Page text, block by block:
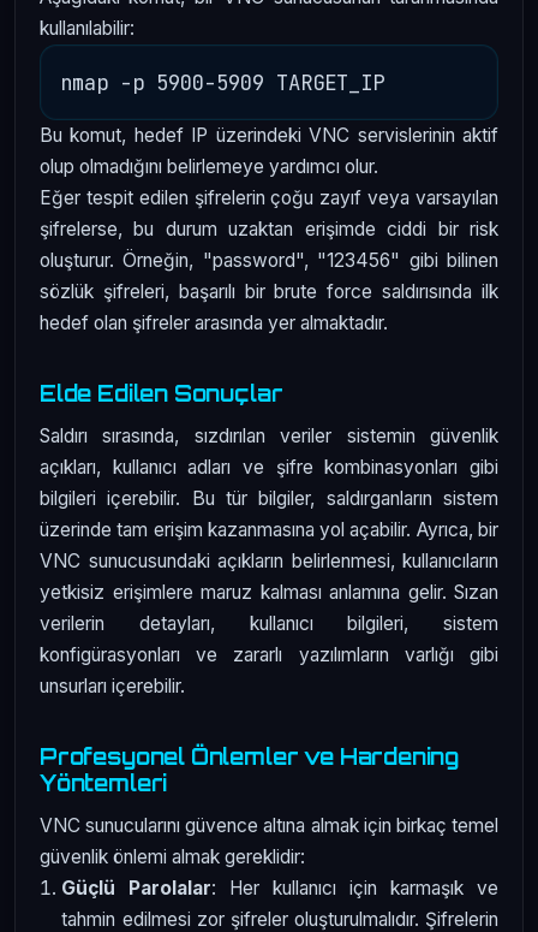
kullanılabilir:
Bu komut, hedef IP üzerindeki VNC servislerinin aktif
olup olmadığını belirlemeye yardımcı olur.
Eğer tespit edilen şifrelerin çoğu zayıf veya varsayılan
şifrelerse, bu durum uzaktan erişimde ciddi bir risk
oluşturur. Örneğin, "password", "123456" gibi bilinen
sözlük şifreleri, başarılı bir brute force saldırısında ilk
hedef olan şifreler arasında yer almaktadır.
Elde Edilen Sonuçlar
Saldırı sırasında, sızdırılan veriler sistemin güvenlik
açıkları, kullanıcı adları ve şifre kombinasyonları gibi
bilgileri içerebilir. Bu tür bilgiler, saldırganların sistem
üzerinde tam erişim kazanmasına yol açabilir. Ayrıca, bir
VNC sunucusundaki açıkların belirlenmesi, kullanıcıların
yetkisiz erişimlere maruz kalması anlamına gelir. Sızan
verilerin detayları, kullanıcı bilgileri, sistem
konfigürasyonları ve zararlı yazılımların varlığı gibi
unsurları içerebilir.
Profesyonel Önlemler ve Hardening
Yöntemleri
VNC sunucularını güvence altına almak için birkaç temel
güvenlik önlemi almak gereklidir:
Güçlü Parolalar: Her kullanıcı için karmaşık ve
tahmin edilmesi zor şifreler oluşturulmalıdır. Şifrelerin